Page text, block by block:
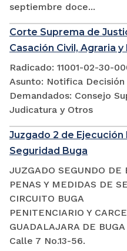
septiembre doce...
Corte Suprema de
Casación Civil, Agraria y
Radicado: 11001-02-30-
Asunto: Notifica Decisión
Demandados: Consejo
Judicatura y Otros
Juzgado 2 de Ejecución
Seguridad Buga
JUZGADO SEGUNDO DE
PENAS Y MEDIDAS DE
CIRCUITO BUGA
PENITENCIARIO Y
GUADALAJARA DE
Calle 7 No.13-56.